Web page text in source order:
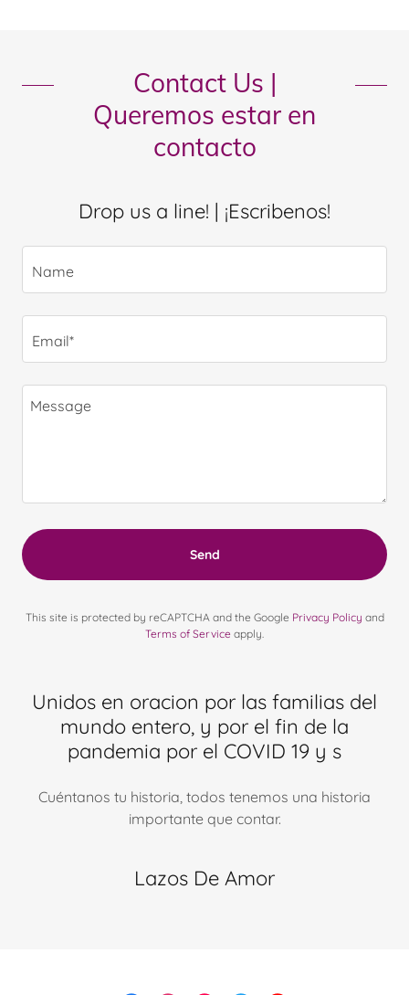
Contact Us |
Queremos estar en
contacto
Drop us a line! | ¡Escribenos!
Name
Email*
Send
This site is protected by reCAPTCHA and the Google Privacy Policy and
Terms of Service apply.
Unidos en oracion por las familias del
mundo entero, y por el fin de la
pandemia por el COVID 19 y s
Cuéntanos tu historia, todos tenemos una historia
importante que contar.
Lazos De Amor